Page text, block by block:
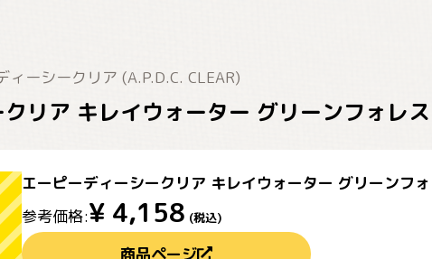
ィーシークリア (A.P.D.C. CLEAR)
クリア キレイウォーター グリーンフォ
エーピーディーシークリア キレイウォーター グリーン
参考価格:¥ 4,158 (税込)
商品ページ